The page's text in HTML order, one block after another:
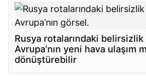
Rusya rotalarındaki belirsizlik
Avrupa’nın yeni hava ulaşım
dönüştürebilir